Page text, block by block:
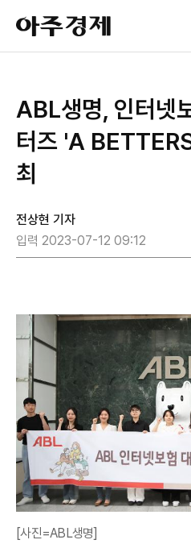
아
주
경
ABL생명, 인터넷
터즈 'A
최
전상현 기자
입력 2023-07-12 09:12
[사진=ABL생명]